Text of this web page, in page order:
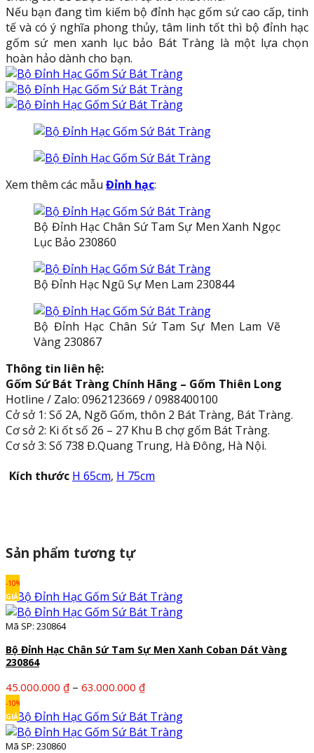
Nếu bạn đang tìm kiếm bộ đỉnh hạc gốm sứ cao cấp, tinh
tế và có ý nghĩa phong thủy, tâm linh tốt thì bộ đỉnh hạc
gốm sứ men xanh lục bảo Bát Tràng là một lựa chọn
hoàn hảo dành cho bạn.
Xem thêm các mẫu Đỉnh hạc:
Bộ Đỉnh Hạc Chân Sứ Tam Sự Men Xanh Ngọc
Lục Bảo 230860
Bộ Đỉnh Hạc Ngũ Sự Men Lam 230844
Bộ Đỉnh Hạc Chân Sứ Tam Sự Men Lam Vẽ
Vàng 230867
Thông tin liên hệ:
Gốm Sứ Bát Tràng Chính Hãng – Gốm Thiên Long
Hotline / Zalo: 0962123669 / 0988400100
Cở sở 1: Số 2A, Ngõ Gốm, thôn 2 Bát Tràng, Bát Tràng.
Cơ sở 2: Ki ốt số 26 – 27 Khu B chợ gốm Bát Tràng.
Cơ sở 3: Số 738 Đ.Quang Trung, Hà Đông, Hà Nội.
Kích thước H 65cm, H 75cm
Sản phẩm tương tự
-10%
GIẢM
Mã SP: 230864
Bộ Đỉnh Hạc Chân Sứ Tam Sự Men Xanh Coban Dát Vàng
230864
45.000.000 ₫ – 63.000.000 ₫Khoảng
từ
45.000.000 ₫
-10%
GIẢM
Mã SP: 230860